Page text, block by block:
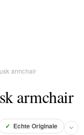
armchair
armchair
✓ Echte Originale